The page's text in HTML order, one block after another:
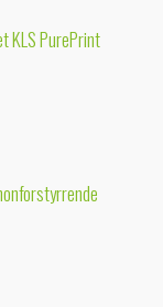
KLS PurePrint